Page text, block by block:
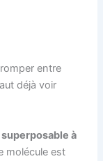
entre
déjà voir
superposable à
molécule est